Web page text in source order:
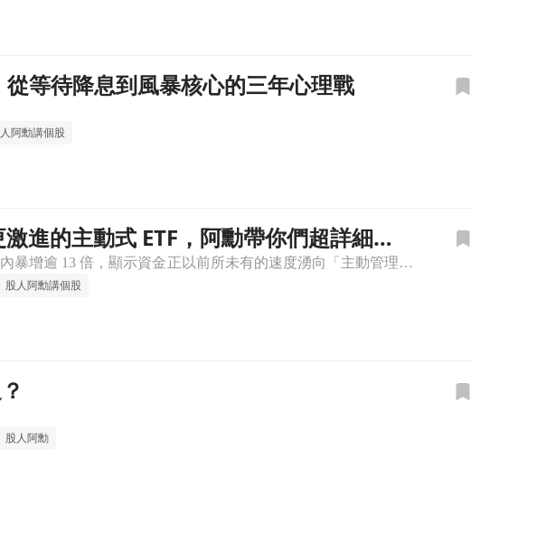
等待降息到風暴核心的三年心理戰
阿勳講個股
進的主動式 ETF，阿勳帶你們超詳細解
2025 年被市場公認為台股主動式 ETF 的元年，規模在短短半年內暴增逾 13 倍，顯示資金正以前所未有的速度湧向「主動管理」領域。過去，投資大眾習慣「買入大盤、照單全收」的被動式市值投資（如 00
股人阿勳講個股
股人阿勳